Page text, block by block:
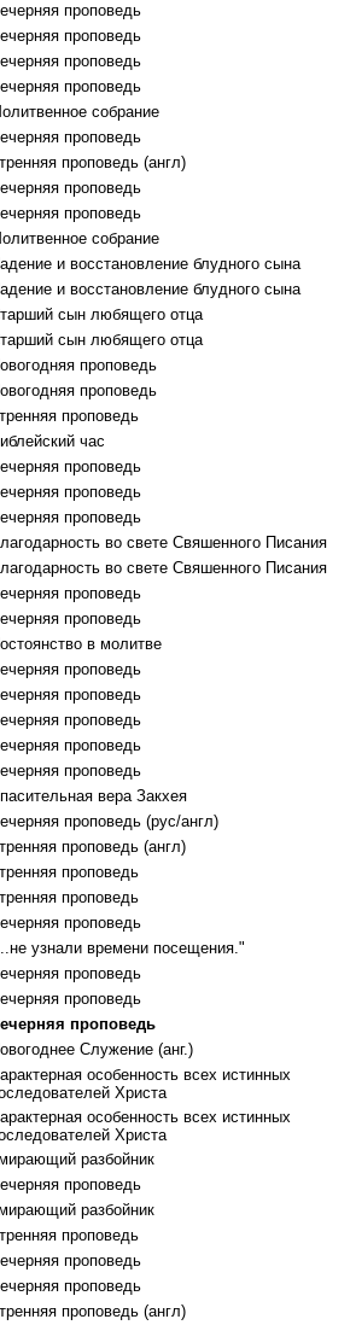
проповедь
проповедь
проповедь
проповедь
собрание
проповедь
проповедь (англ)
проповедь
проповедь
собрание
и восстановление блудного сына
и восстановление блудного сына
сын любящего отца
сын любящего отца
проповедь
проповедь
проповедь
час
проповедь
проповедь
проповедь
во свете Свяшенного Писания
во свете Свяшенного Писания
проповедь
проповедь
в молитве
проповедь
проповедь
проповедь
проповедь
проповедь
вера Закхея
проповедь (рус/англ)
проповедь (англ)
проповедь
проповедь
проповедь
узнали времени посещения."
проповедь
проповедь
проповедь
Служение (анг.)
особенность всех истинных
Христа
особенность всех истинных
Христа
разбойник
проповедь
разбойник
проповедь
проповедь
проповедь
проповедь (англ)